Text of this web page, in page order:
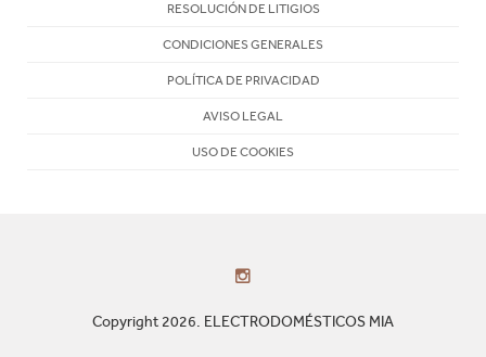
RESOLUCIÓN DE LITIGIOS
CONDICIONES GENERALES
POLÍTICA DE PRIVACIDAD
AVISO LEGAL
USO DE COOKIES
Copyright 2026. ELECTRODOMÉSTICOS MIA